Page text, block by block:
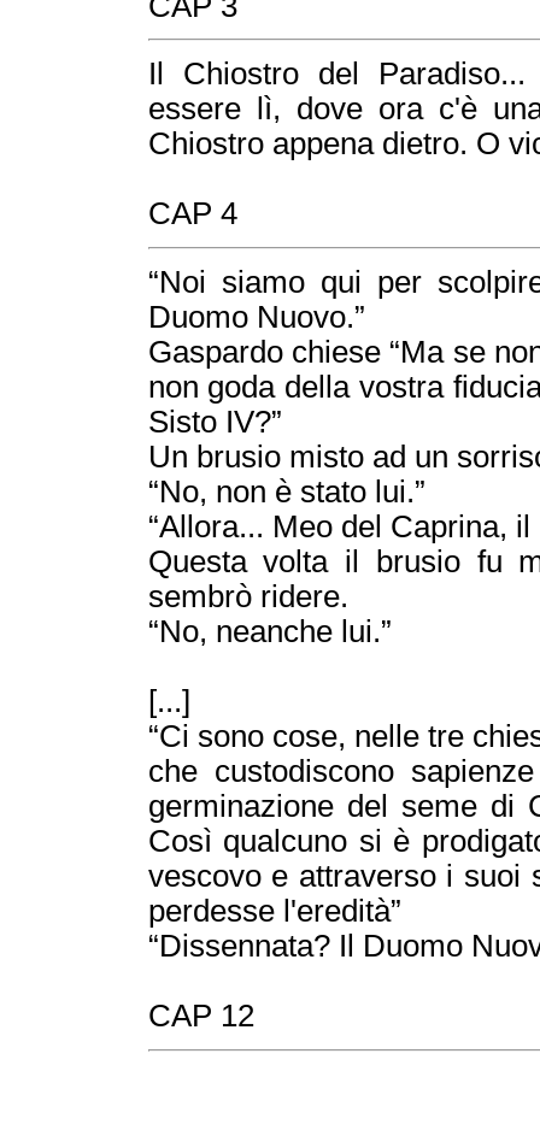
Il Chiostro del
essere lì, dove ora c'è
Chiostro appena dietro. O
CAP 4
“Noi siamo qui per
Duomo Nuovo.”
Gaspardo chiese “Ma se
non goda della vostra
Sisto IV?”
Un brusio misto ad un
“No, non è stato lui.”
“Allora... Meo del Caprina,
Questa volta il brusio fu
sembrò ridere.
“No, neanche lui.”
[...]
“Ci sono cose, nelle tre
che custodiscono
germinazione del seme di
Così qualcuno si è
vescovo e attraverso i suoi
perdesse l'eredità”
“Dissennata? Il Duomo
CAP 12